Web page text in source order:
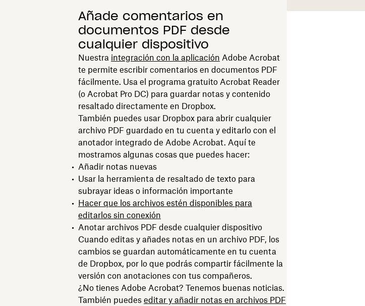
Añade comentarios en
documentos PDF desde
cualquier dispositivo
Nuestra integración con la aplicación Adobe Acrobat
te permite escribir comentarios en documentos PDF
fácilmente. Usa el programa gratuito Acrobat Reader
(o Acrobat Pro DC) para guardar notas y contenido
resaltado directamente en Dropbox.
También puedes usar Dropbox para abrir cualquier
archivo PDF guardado en tu cuenta y editarlo con el
anotador integrado de Adobe Acrobat. Aquí te
mostramos algunas cosas que puedes hacer:
Añadir notas nuevas
Usar la herramienta de resaltado de texto para
subrayar ideas o información importante
Hacer que los archivos estén disponibles para
editarlos sin conexión
Anotar archivos PDF desde cualquier dispositivo
Cuando editas y añades notas en un archivo PDF, los
cambios se guardan automáticamente en tu cuenta
de Dropbox, por lo que podrás compartir fácilmente la
versión con anotaciones con tus compañeros.
¿No tienes Adobe Acrobat? Tenemos buenas noticias.
También puedeseditar y añadir notas en archivos PDF